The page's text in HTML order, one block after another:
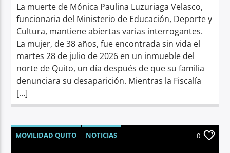
La muerte de Mónica Paulina Luzuriaga Velasco,
funcionaria del Ministerio de Educación, Deporte y
Cultura, mantiene abiertas varias interrogantes.
La mujer, de 38 años, fue encontrada sin vida el
martes 28 de julio de 2026 en un inmueble del
norte de Quito, un día después de que su familia
denunciara su desaparición. Mientras la Fiscalía
[…]
MOVILIDAD QUITO
NOTICIAS
0